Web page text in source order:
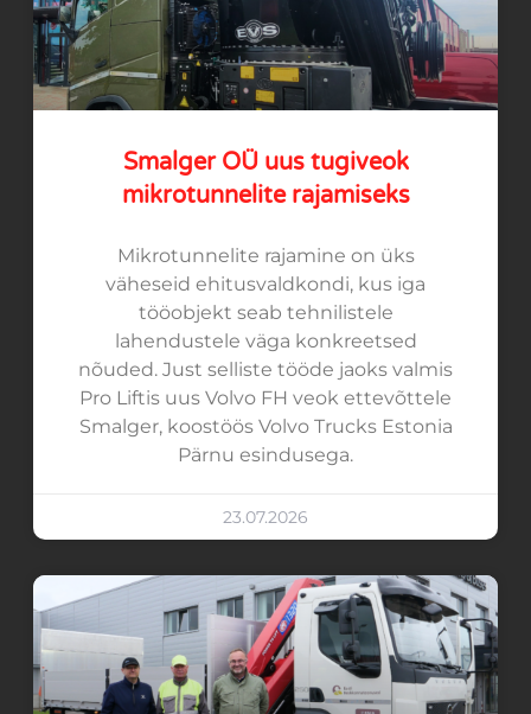
Smalger OÜ uus tugiveok
mikrotunnelite rajamiseks
Mikrotunnelite rajamine on üks
väheseid ehitusvaldkondi, kus iga
tööobjekt seab tehnilistele
lahendustele väga konkreetsed
nõuded. Just selliste tööde jaoks valmis
Pro Liftis uus Volvo FH veok ettevõttele
Smalger, koostöös Volvo Trucks Estonia
Pärnu esindusega.
23.07.2026